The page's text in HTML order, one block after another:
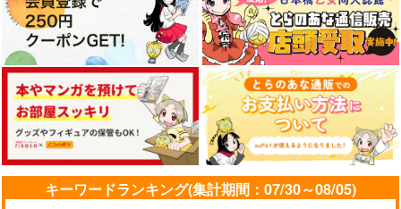
サンプル
作品詳細
サンプル
作品詳細
オーエン×カイン
サンプル
作品詳細
キーワードランキング(集計期間：07/30～08/05)